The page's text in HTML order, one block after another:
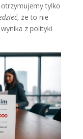
tylko
, że to nie
z polityki